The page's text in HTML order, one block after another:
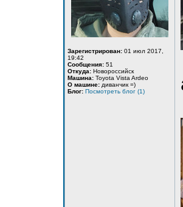
Зарегистрирован: 01 июл 2017,
19:42
Сообщения: 51
Откуда: Новороссийск
Машина: Toyota Vista Ardeo
О машине: диванчик =)
Блог: Посмотреть блог (1)